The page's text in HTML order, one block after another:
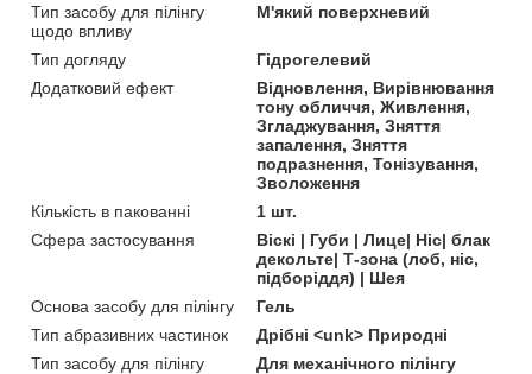
Тип засобу для пілінгу
щодо впливу
М'який поверхневий
Тип догляду
Гідрогелевий
Додатковий ефект
Відновлення, Вирівнювання
тону обличчя, Живлення,
Згладжування, Зняття
запалення, Зняття
подразнення, Тонізування,
Зволоження
Кількість в пакованні
1 шт.
Сфера застосування
Віскі | Губи | Лице| Ніс| блак
декольте| Т-зона (лоб, ніс,
підборіддя) | Шея
Основа засобу для пілінгу
Гель
Тип абразивних частинок
Дрібні <unk> Природні
Тип засобу для пілінгу
Для механічного пілінгу